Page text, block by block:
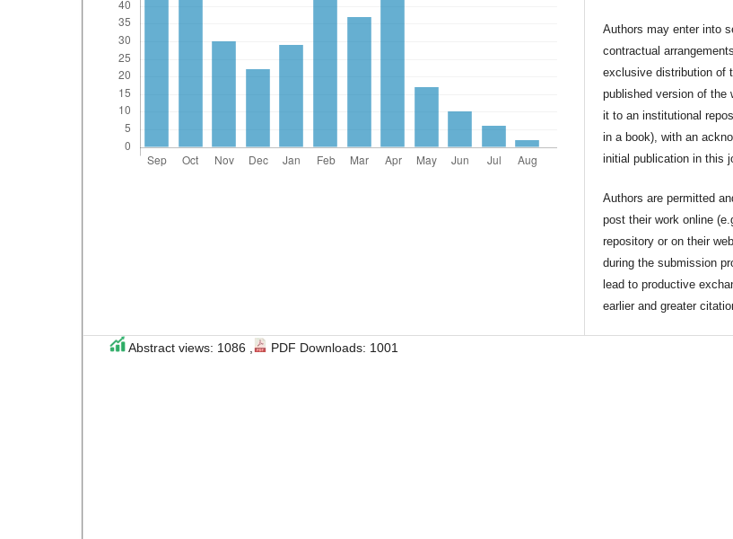
Authors may enter into
contractual
exclusive distribution of
published version of the
it to an institutional
in a book), with an
initial publication in this
Authors are permitted
post their work online
repository or on their
during the submission
lead to productive
earlier and greater
Abstract views: 1086 , PDF Downloads: 1001